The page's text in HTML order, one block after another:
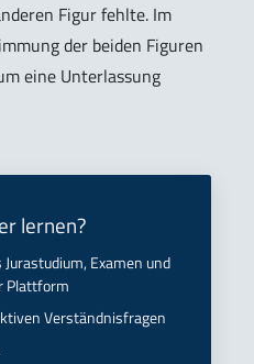
Figur fehlte. Im
der beiden Figuren
eine Unterlassung
lernen?
Examen und
Plattform
Verständnisfragen